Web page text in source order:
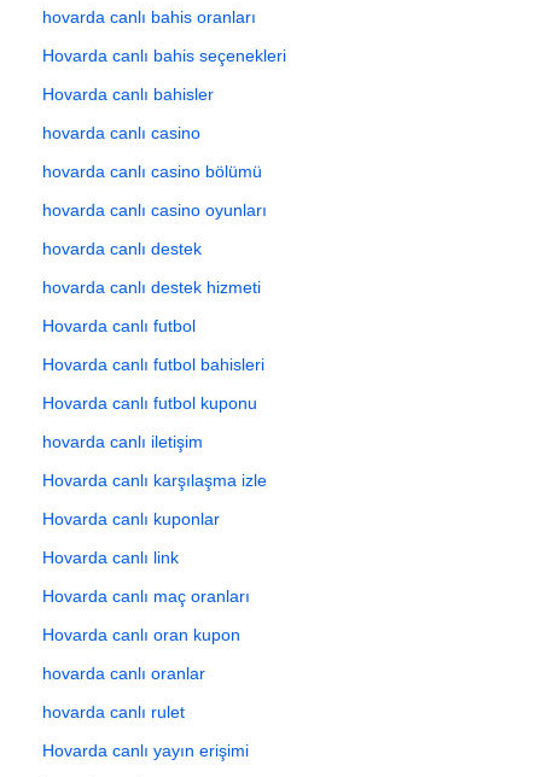
hovarda canlı bahis oranları
Hovarda canlı bahis seçenekleri
Hovarda canlı bahisler
hovarda canlı casino
hovarda canlı casino bölümü
hovarda canlı casino oyunları
hovarda canlı destek
hovarda canlı destek hizmeti
Hovarda canlı futbol
Hovarda canlı futbol bahisleri
Hovarda canlı futbol kuponu
hovarda canlı iletişim
Hovarda canlı karşılaşma izle
Hovarda canlı kuponlar
Hovarda canlı link
Hovarda canlı maç oranları
Hovarda canlı oran kupon
hovarda canlı oranlar
hovarda canlı rulet
Hovarda canlı yayın erişimi